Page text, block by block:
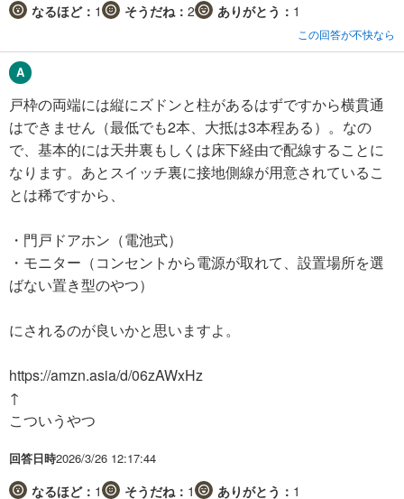
なるほど： 1 そうだね： 2 ありがとう： 1
この回答が不快なら
戸枠の両端には縦にズドンと柱があるはずですから横貫通
はできません（最低でも2本、大抵は3本程ある）。なの
で、基本的には天井裏もしくは床下経由で配線することに
なります。あとスイッチ裏に接地側線が用意されているこ
とは稀ですから、
・門戸ドアホン（電池式）
・モニター（コンセントから電源が取れて、設置場所を選
ばない置き型のやつ）
にされるのが良いかと思いますよ。
https://amzn.asia/d/06zAWxHz
↑
こついうやつ
回答日時2026/3/26 12:17:44
なるほど： 1 そうだね： 1 ありがとう： 1